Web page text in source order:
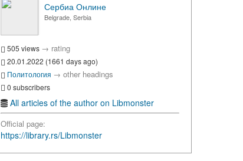
Сербиа Онлине
Belgrade, Serbia
505 views → rating
20.01.2022 (1661 days ago)
Политология → other headings
0 subscribers
All articles of the author on Libmonster
Official page:
https://library.rs/Libmonster